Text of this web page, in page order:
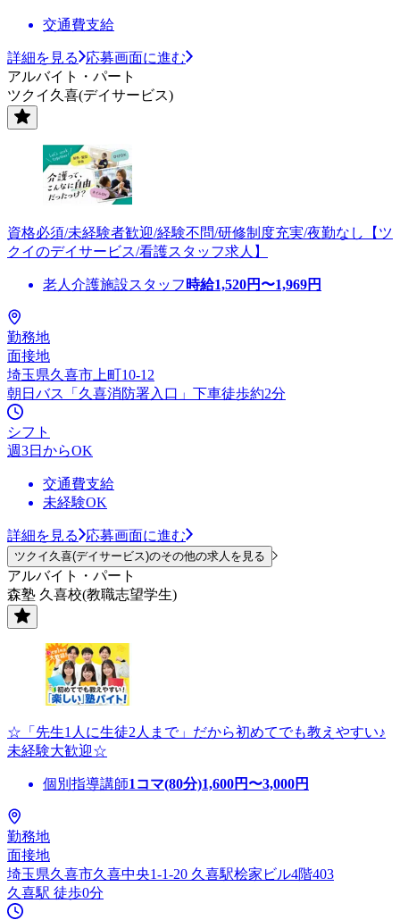
交通費支給
詳細を見る
応募画面に進む
アルバイト・パート
ツクイ久喜(デイサービス)
資格必須/未経験者歓迎/経験不問/研修制度充実/夜勤なし【ツ
クイのデイサービス/看護スタッフ求人】
老人介護施設スタッフ 時給1,520円〜1,969円
勤務地
面接地
埼玉県久喜市上町10-12
朝日バス「久喜消防署入口」下車徒歩約2分
シフト
週3日からOK
交通費支給
未経験OK
詳細を見る 応募画面に進む
ツクイ久喜(デイサービス)のその他の求人を見る
アルバイト・パート
森塾 久喜校(教職志望学生)
☆「先生1人に生徒2人まで」だから初めてでも教えやすい♪
未経験大歓迎☆
個別指導講師1コマ(80分)1,600円〜3,000円
勤務地
面接地
埼玉県久喜市久喜中央1-1-20 久喜駅桧家ビル4階403
久喜駅 徒歩0分